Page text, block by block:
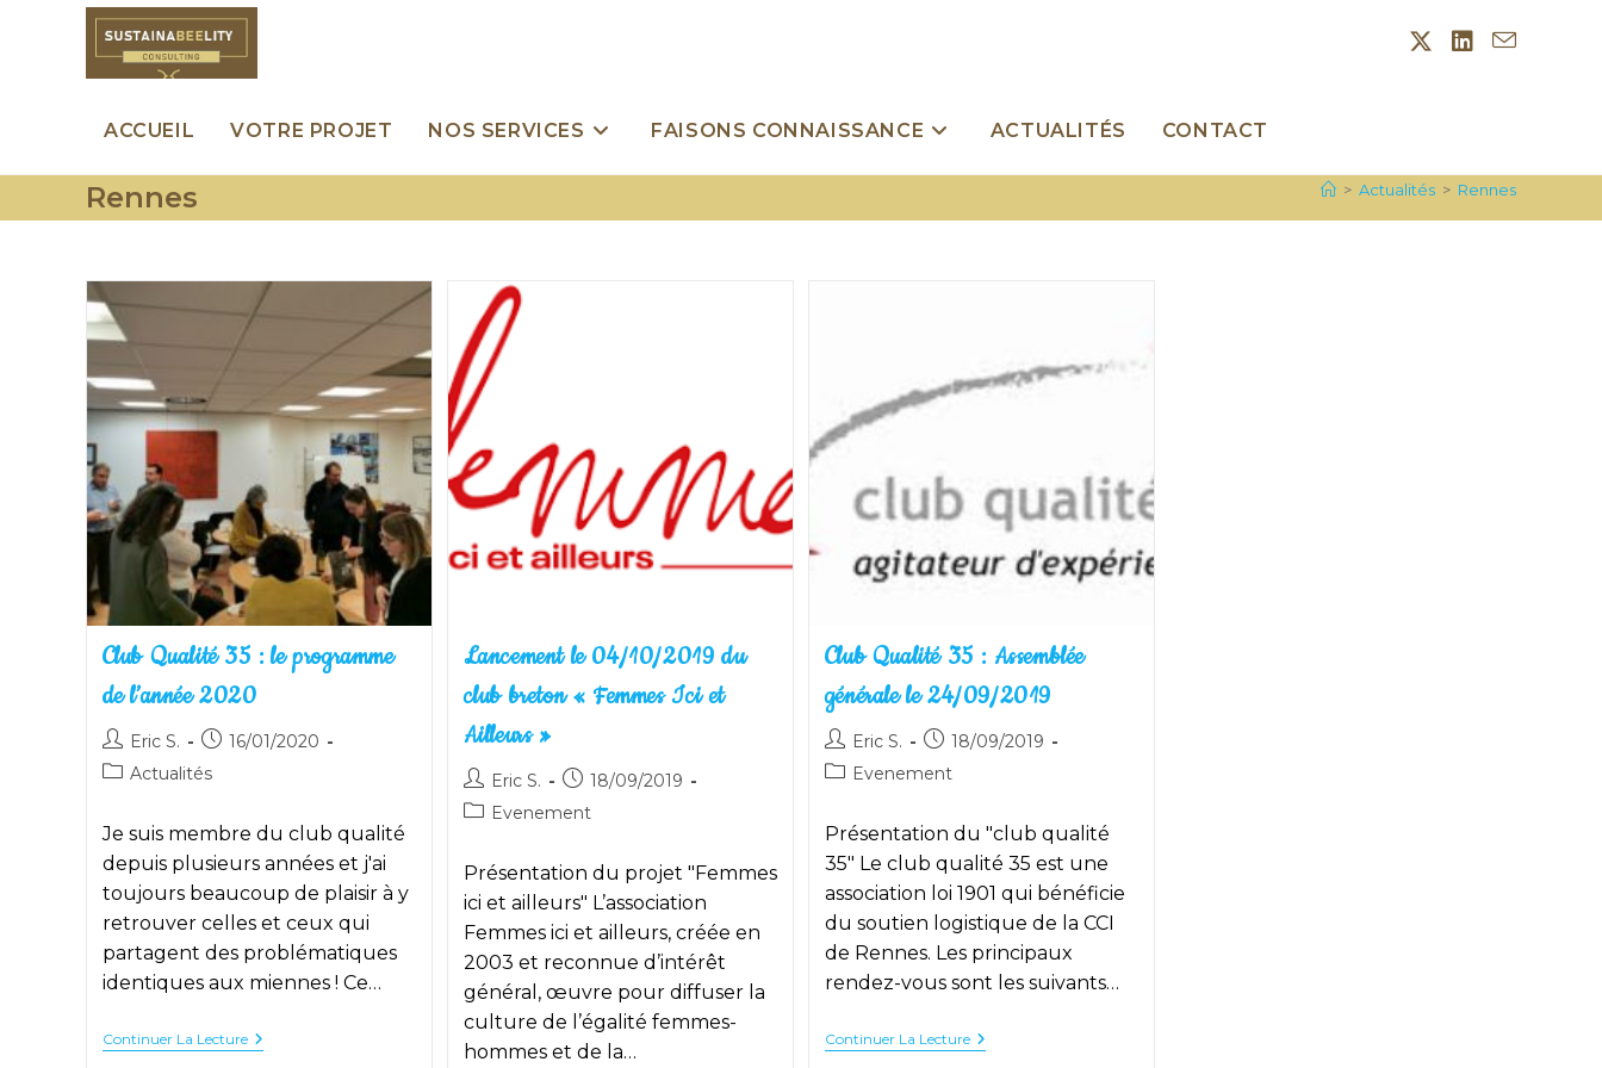
ACCUEIL VOTRE PROJET NOS SERVICES FAISONS CONNAISSANCE ACTUALITÉS CONTACT
Rennes > Actualités > Rennes
Club Qualité 35 : le programme
de l’année 2020
Auteur/autrice
de
Eric S.
Publication
publiée :
16/01/2020
PostActualités
Je suis membre du club qualité
depuis plusieurs années et j'ai
toujours beaucoup de plaisir à y
retrouver celles et ceux qui
partagent des problématiques
identiques aux miennes ! Ce…
Continuer La LectureClub
Qualité
Lancement le 04/10/2019 du
club breton « Femmes Ici et
Ailleurs »
Auteur/autrice
de
Eric S.
Publication
publiée :
18/09/2019
PostEvenement
Présentation du projet "Femmes
ici et ailleurs" L’association
Femmes ici et ailleurs, créée en
2003 et reconnue d’intérêt
général, œuvre pour diffuser la
culture de l’égalité femmes-
hommes et de la…
Club Qualité 35 : Assemblée
générale le 24/09/2019
Auteur/autrice
de
Eric S.
Publication
publiée :
18/09/2019
PostEvenement
Présentation du "club qualité
35" Le club qualité 35 est une
association loi 1901 qui bénéficie
du soutien logistique de la CCI
de Rennes. Les principaux
rendez-vous sont les suivants…
Continuer La LectureClub
Qualité